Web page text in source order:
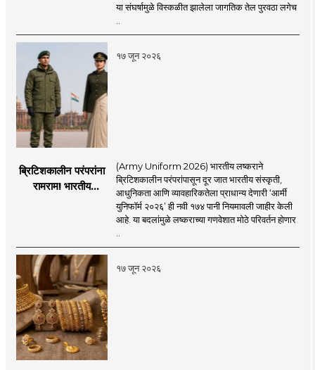
चिंता.
या संघर्षामुळे विस्कळीत झालेला जागतिक तेल पुरवठा लगेच
१७ जून २०२६
ब्रिटिशकालीन परंपरांना
रामराम! भारतीय
(Army Uniform 2026) भारतीय लष्कराने
ब्रिटिशकालीन परंपरांपासून दूर जात भारतीय संस्कृती,
आधुनिकता आणि व्यावहारिकतेला प्राधान्य देणारी ‘आर्मी
युनिफॉर्म २०२६’ ही नवी १७४ पानी नियमावली जाहीर केली
आहे. या बदलांमुळे लष्कराच्या गणवेशात मोठे परिवर्तन होणार
१७ जून २०२६